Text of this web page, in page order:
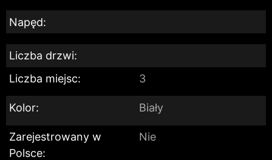
Napęd:
Liczba drzwi:
Liczba miejsc:
3
Kolor: Biały
Zarejestrowany w
Polsce:
Nie